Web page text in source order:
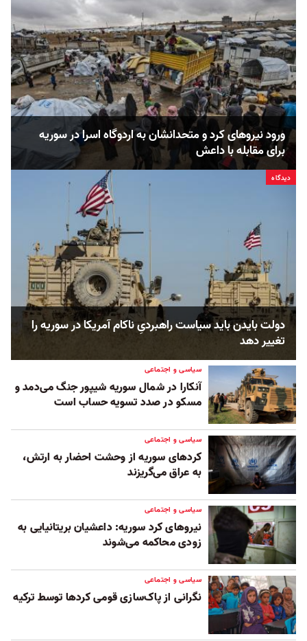
ورود نیروهای کرد و متحدانشان به اردوگاه اسرا در سوریه
برای مقابله با داعش
دیدگاه
دولت بایدن باید سیاست راهبردیِ ناکام آمریکا در سوریه را
تغییر دهد
سیاسی و اجتماعی
آنکارا در شمال سوریه شیپور جنگ می‌دمد و
مسکو در صدد تسویه حساب است
سیاسی و اجتماعی
کردهای سوریه از وحشت احضار به ارتش،
به عراق می‌گریزند
سیاسی و اجتماعی
نیروهای کرد سوریه: داعشیان بریتانیایی به
زودی محاکمه می‌شوند
سیاسی و اجتماعی
نگرانی از پاک‌سازی قومی کردها توسط ترکیه